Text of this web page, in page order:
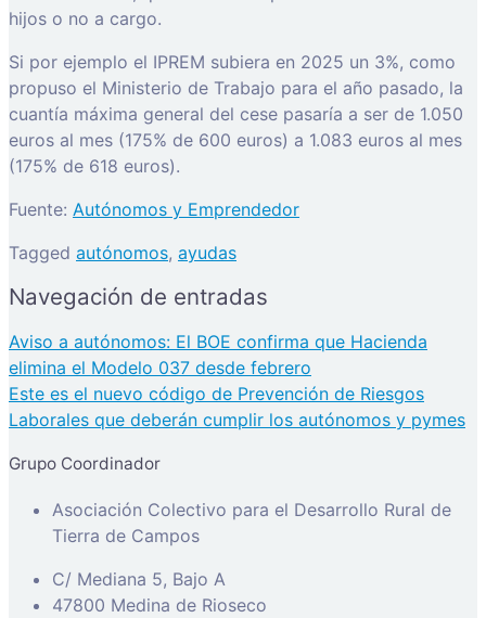
hijos o no a cargo.
Si por ejemplo el IPREM subiera en 2025 un 3%, como
propuso el Ministerio de Trabajo para el año pasado, la
cuantía máxima general del cese pasaría a ser de 1.050
euros al mes (175% de 600 euros) a 1.083 euros al mes
(175% de 618 euros).
Fuente: Autónomos y Emprendedor
Tagged autónomos, ayudas
Navegación de entradas
Aviso a autónomos: El BOE confirma que Hacienda
elimina el Modelo 037 desde febrero
Este es el nuevo código de Prevención de Riesgos
Laborales que deberán cumplir los autónomos y pymes
Grupo Coordinador
Asociación Colectivo para el Desarrollo Rural de
Tierra de Campos
C/ Mediana 5, Bajo A
47800 Medina de Rioseco